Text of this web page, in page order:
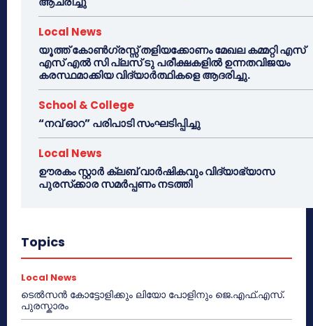
Local News
യൂത്ത് കോൺഗ്രസ്സ് തളിയക്കോണം മേഖല കമ്മറ്റി എസ്
എസ് എൽ സി പ്ലസ് ടു പരീക്ഷകളിൽ ഉന്നതവിജയം
കരസ്ഥമാക്കിയ വിദ്യാർത്ഥികളെ ആദരിച്ചു.
School & College
“നവ് ഓറ” പരിപാടി സംഘടിപ്പിച്ചു
Local News
ഊരകം സ്റ്റാർ ക്ലബ് വാർഷികവും വിദ്യാഭ്യാസ
പുരസ്‌ക്കാര സമർപ്പണം നടത്തി
Topics
Local News
ടെൽസൻ കോട്ടോളിക്കും ലിയോ പോളിനും ജെ.എഫ്.എസ്.
പുരസ്കാരം